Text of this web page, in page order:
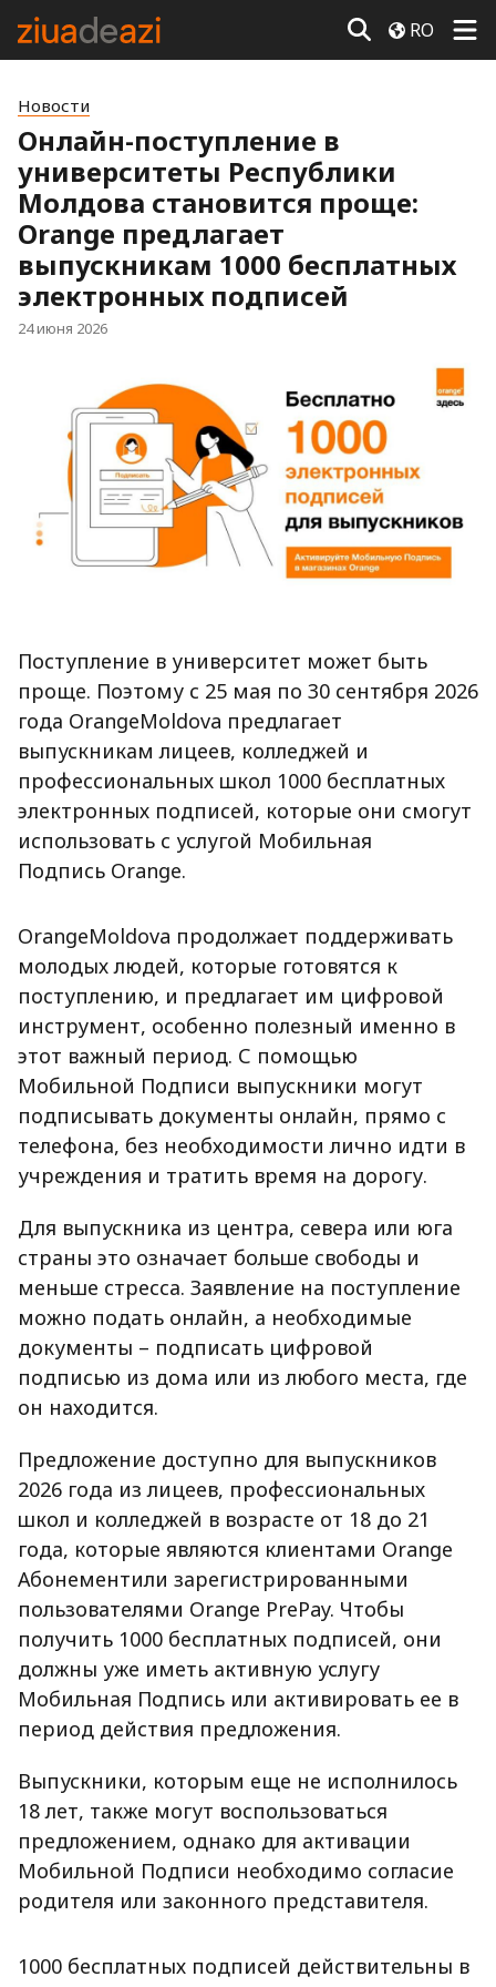
RO
Новости
Онлайн-поступление в
университеты Республики
Молдова становится проще:
Orange предлагает
выпускникам 1000 бесплатных
электронных подписей
24 июня 2026
Поступление в университет может быть
проще. Поэтому с 25 мая по 30 сентября 2026
года OrangeMoldova предлагает
выпускникам лицеев, колледжей и
профессиональных школ 1000 бесплатных
электронных подписей, которые они смогут
использовать с услугой Мобильная
Подпись Orange.
OrangeMoldova продолжает поддерживать
молодых людей, которые готовятся к
поступлению, и предлагает им цифровой
инструмент, особенно полезный именно в
этот важный период. С помощью
Мобильной Подписи выпускники могут
подписывать документы онлайн, прямо с
телефона, без необходимости лично идти в
учреждения и тратить время на дорогу.
Для выпускника из центра, севера или юга
страны это означает больше свободы и
меньше стресса. Заявление на поступление
можно подать онлайн, а необходимые
документы – подписать цифровой
подписью из дома или из любого места, где
он находится.
Предложение доступно для выпускников
2026 года из лицеев, профессиональных
школ и колледжей в возрасте от 18 до 21
года, которые являются клиентами Orange
Абонементили зарегистрированными
пользователями Orange PrePay. Чтобы
получить 1000 бесплатных подписей, они
должны уже иметь активную услугу
Мобильная Подпись или активировать ее в
период действия предложения.
Выпускники, которым еще не исполнилось
18 лет, также могут воспользоваться
предложением, однако для активации
Мобильной Подписи необходимо согласие
родителя или законного представителя.
1000 бесплатных подписей действительны в